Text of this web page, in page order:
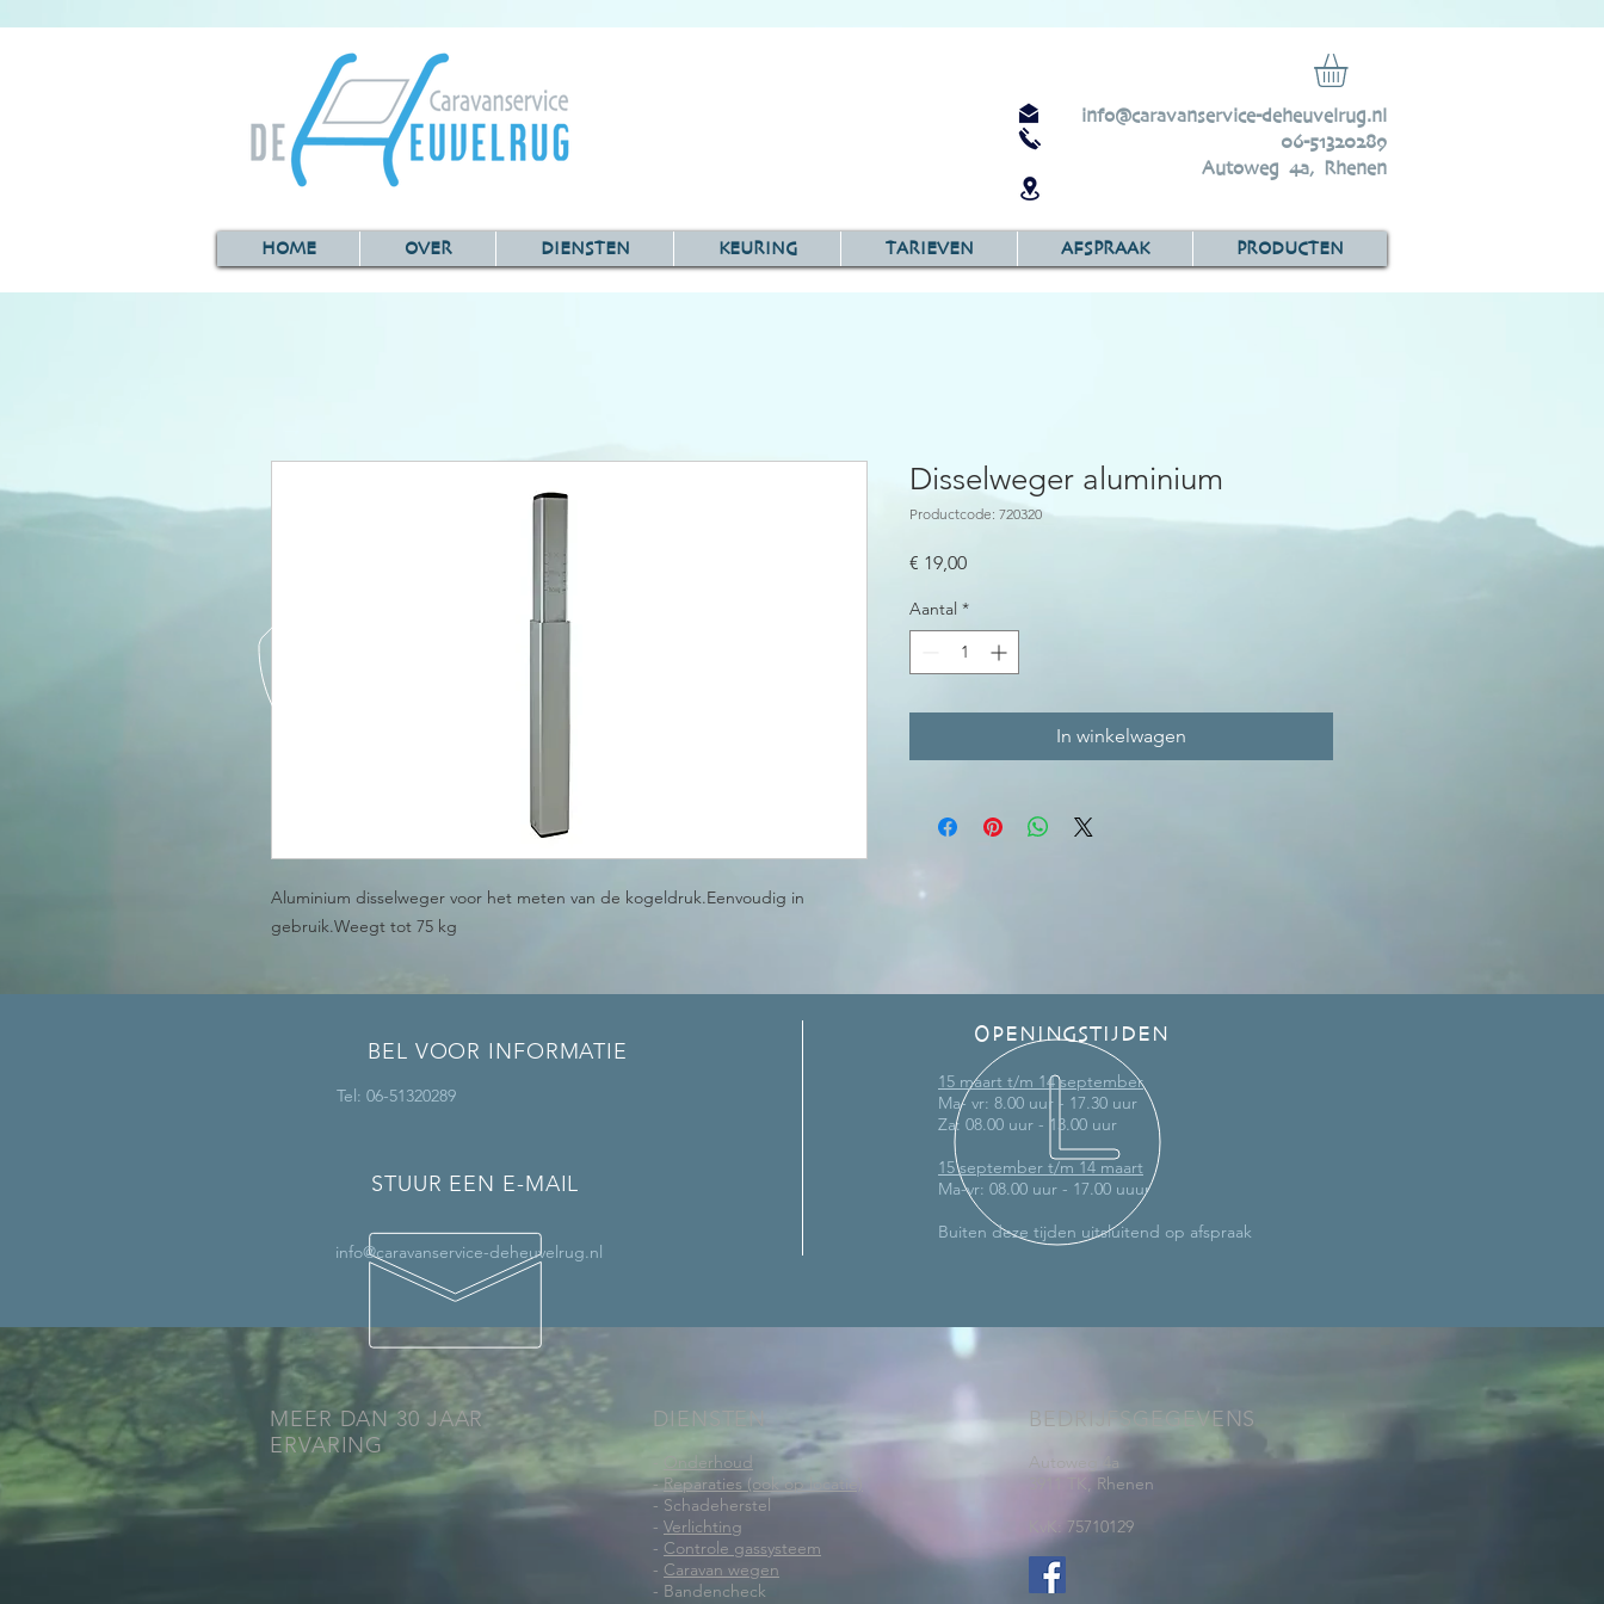
info@caravanservice-deheuvelrug.nl
06-51320289
Autoweg 4a, Rhenen
HOME OVER DIENSTEN KEURING TARIEVEN AFSPRAAK PRODUCTEN
Aluminium disselweger voor het meten van de kogeldruk.Eenvoudig in
gebruik.Weegt tot 75 kg
Disselweger aluminium
Productcode: 720320
€ 19,00Prijs
Aantal *
In winkelwagen
BEL VOOR INFORMATIE
Tel: 06-51320289
STUUR EEN E-MAIL
info@caravanservice-deheuvelrug.nl
OPENINGSTIJDEN
15 maart t/m 14 september
Ma- vr: 8.00 uur - 17.30 uur
Za: 08.00 uur - 13.00 uur
15 september t/m 14 maart
Ma-vr: 08.00 uur - 17.00 uuur
Buiten deze tijden uitsluitend op afspraak
MEER DAN 30 JAAR
ERVARING
DIENSTEN
Onderhoud
-Reparaties (ook op locatie)
- Schadeherstel
- Verlichting
- Controle gassysteem
- Caravan wegen
- Bandencheck
BEDRIJFSGEGEVENS
Autoweg 4a
3911 TK, Rhenen
KvK: 75710129